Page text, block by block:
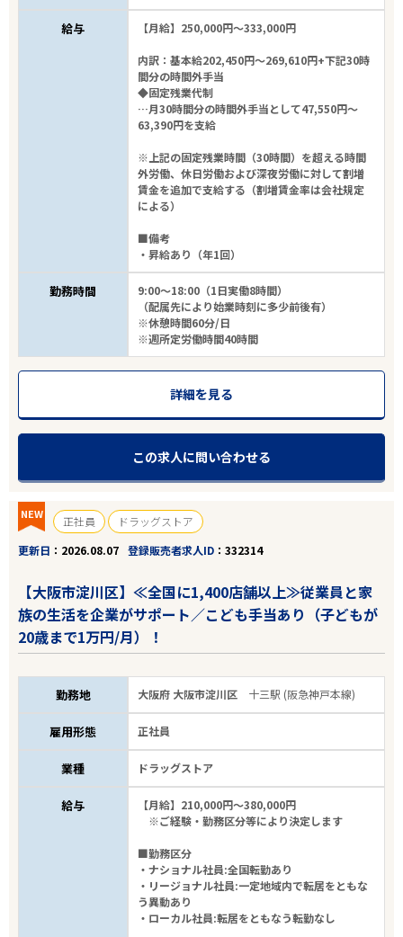
給与 【月給】250,000円～333,000円
内訳：基本給202,450円～269,610円+下記30時
間分の時間外手当
◆固定残業代制
…月30時間分の時間外手当として47,550円～
63,390円を支給
※上記の固定残業時間（30時間）を超える時間
外労働、休日労働および深夜労働に対して割増
賃金を追加で支給する（割増賃金率は会社規定
による）
■備考
・昇給あり（年1回）
勤務時間
9:00～18:00（1日実働8時間）
（配属先により始業時刻に多少前後有）
※休憩時間60分/日
※週所定労働時間40時間
詳細を見る
この求人に問い合わせる
NEW 正社員
ドラッグストア
更新日
2026.08.07 登録販売者求人ID 332314
【大阪市淀川区】≪全国に1,400店舗以上≫従業員と家
族の生活を企業がサポート／こども手当あり（子どもが
20歳まで1万円/月）！
勤務地 大阪府 大阪市淀川区 十三駅 (阪急神戸本線)
雇用形態 正社員
業種 ドラッグストア
給与
【月給】210,000円～380,000円
※ご経験・勤務区分等により決定します
■勤務区分
・ナショナル社員:全国転勤あり
・リージョナル社員:一定地域内で転居をともな
う異動あり
・ローカル社員:転居をともなう転勤なし